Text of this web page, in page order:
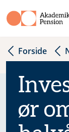
Forside
ør